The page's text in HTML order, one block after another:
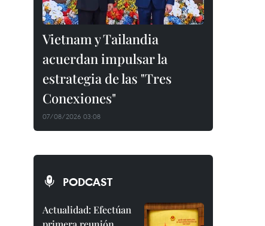
Vietnam y Tailandia
acuerdan impulsar la
estrategia de las "Tres
Conexiones"
07/08/2026 03:08
PODCAST
Actualidad: Efectúan